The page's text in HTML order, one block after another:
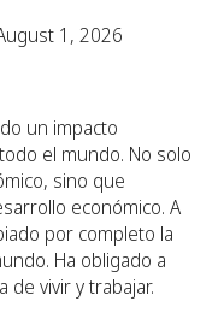
1, 2026
un impacto
el mundo. No solo
sino que
económico. A
por completo la
Ha obligado a
vivir y trabajar.